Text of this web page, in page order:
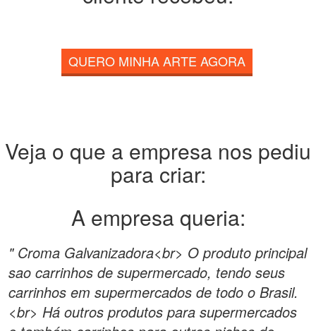
QUERO MINHA ARTE AGORA
Veja o que a empresa nos pediu
para criar:
A empresa queria:
" Croma Galvanizadora<br> O produto principal
sao carrinhos de supermercado, tendo seus
carrinhos em supermercados de todo o Brasil.
<br> Há outros produtos para supermercados